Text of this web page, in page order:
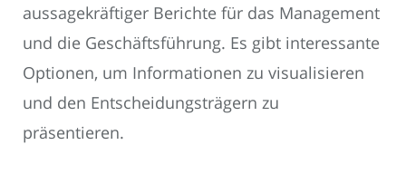
aussagekräftiger Berichte für das Management
und die Geschäftsführung. Es gibt interessante
Optionen, um Informationen zu visualisieren
und den Entscheidungsträgern zu
präsentieren.